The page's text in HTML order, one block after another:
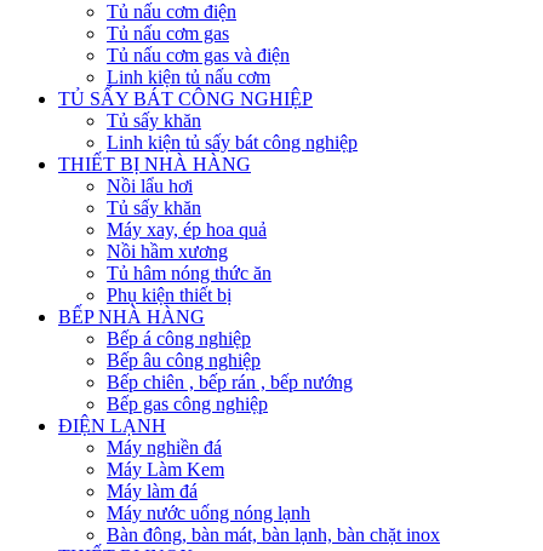
Tủ nấu cơm điện
Tủ nấu cơm gas
Tủ nấu cơm gas và điện
Linh kiện tủ nấu cơm
TỦ SẤY BÁT CÔNG NGHIỆP
Tủ sấy khăn
Linh kiện tủ sấy bát công nghiệp
THIẾT BỊ NHÀ HÀNG
Nồi lẩu hơi
Tủ sấy khăn
Máy xay, ép hoa quả
Nồi hầm xương
Tủ hâm nóng thức ăn
Phụ kiện thiết bị
BẾP NHÀ HÀNG
Bếp á công nghiệp
Bếp âu công nghiệp
Bếp chiên , bếp rán , bếp nướng
Bếp gas công nghiệp
ĐIỆN LẠNH
Máy nghiền đá
Máy Làm Kem
Máy làm đá
Máy nước uống nóng lạnh
Bàn đông, bàn mát, bàn lạnh, bàn chặt inox